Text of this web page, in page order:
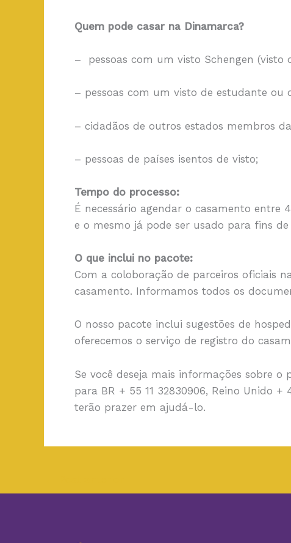
Quem pode casar na Dinamarca?
– pessoas com um visto Schengen
– pessoas com um visto de estudante ou
– cidadãos de outros estados membros
– pessoas de países isentos de visto;
Tempo do processo:
É necessário agendar o casamento
e o mesmo já pode ser usado para fins
O que inclui no pacote:
Com a coloboração de parceiros oficiais
casamento. Informamos todos os
O nosso pacote inclui sugestões de
oferecemos o serviço de registro do
Se você deseja mais informações sobre o
para BR + 55 11 32830906, Reino Unido
terão prazer em ajudá-lo.